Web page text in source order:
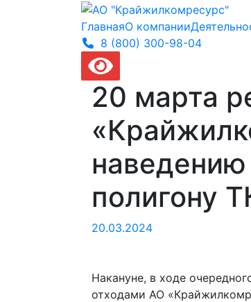
ГлавнаяО компании
8 (800) 300-98-04
20 марта
полигону
20.03.2024
Накануне, в ходе
отходами АО